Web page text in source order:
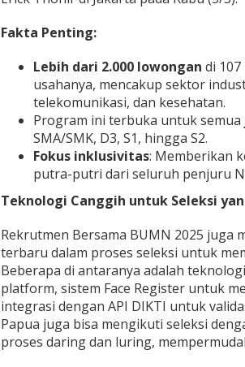
M
k
m
u
!
Fakta Penting:
Lebih dari 2.000 lowongan di
usahanya, mencakup sektor
telekomunikasi, dan kesehatan.
Program ini terbuka untuk semua
SMA/SMK, D3, S1, hingga S2.
Fokus inklusivitas: Memberikan
putra-putri dari seluruh penjuru
Teknologi Canggih untuk Seleksi
Rekrutmen Bersama BUMN 2025 juga
terbaru dalam proses seleksi untuk
Beberapa di antaranya adalah
platform, sistem Face Register untuk
integrasi dengan API DIKTI untuk
Papua juga bisa mengikuti seleksi
proses daring dan luring,